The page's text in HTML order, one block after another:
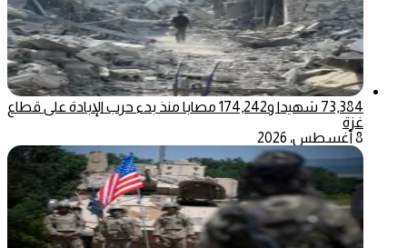
73,384 شهيدا و174,242 مصابا منذ بدء حرب الإبادة على قطاع
غزة
8 أغسطس، 2026